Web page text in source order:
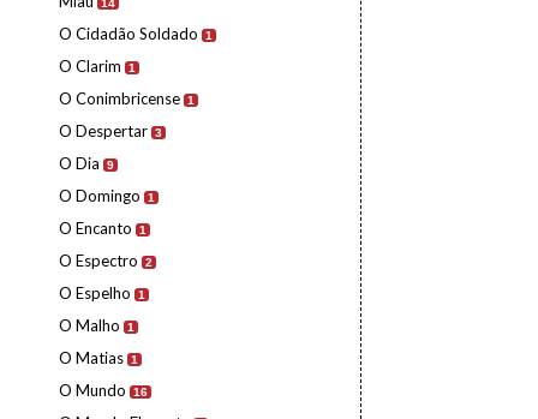
14
O Cidadão Soldado 1
O Clarim 1
O Conimbricense 1
O Despertar 3
O Dia 9
O Domingo 1
O Encanto 1
O Espectro 2
O Espelho 1
O Malho 1
O Matias 1
O Mundo 16